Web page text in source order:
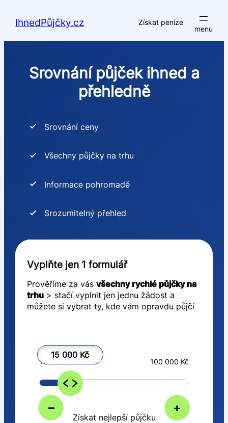
IhnedPůjčky.cz Získat peníze
Srovnání půjček ihned a
přehledně
Srovnání ceny
Všechny půjčky na trhu
Informace pohromadě
Srozumitelný přehled
Vyplňte jen 1 formulář
Prověříme za vás všechny rychlé půjčky na
trhu> stačí vyplnit jen jednu žádost a
můžete si vybrat ty, kde vám opravdu půjčí
15 000 Kč
– +
1 000 Kč 100 000 Kč
Získat nejlepší půjčku